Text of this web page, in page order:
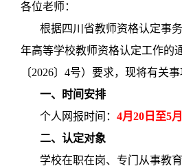
各位老师：
根据四川省教师资格认定事
年高等学校教师资格认定工作的
〔2026〕4号）要求，现将有关事
一、时间安排
个人网报时间：4月20 日至5
二、认定对象
学校在职在岗、专门从事教